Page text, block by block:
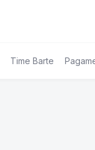
Time Barte